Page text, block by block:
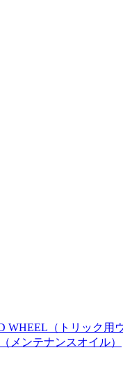
WHEEL （トリック用
（メンテナンスオイル）